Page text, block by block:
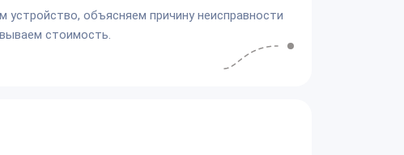
устройство, объясняем причину неисправности
стоимость.